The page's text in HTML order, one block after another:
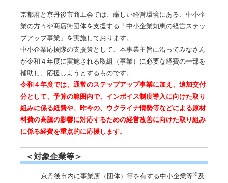
京都府と京丹後市商工会では、厳しい経営環境にある、中小企
業の方々や商店街団体を支援する「中小企業知恵の経営ステッ
プアップ事業」を実施しております。
中小企業応援隊の支援策として、本事業主旨に沿ってみなさん
が令和４年度に実施される取組（事業）に必要な経費の一部を
補助し、応援しようとするものです。
令和４年度では、通常のステップアップ事業に加え、追加交付
分として、予算の範囲内で、インボイス制度導入に向けた取り
組みに係る経費や、昨今の、ウクライナ情勢等などによる原材
料費の高騰の影響に対応するための経営改善に向けた取り組み
に係る経費を重点的に応援します。
＜対象企業等＞
京丹後市内に事業所（団体）等を有する中小企業等※及